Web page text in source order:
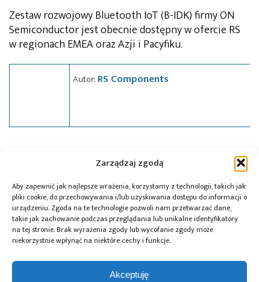
Zarządzaj zgodą
Aby zapewnić jak najlepsze wrażenia, korzystamy z technologii, takich jak
pliki cookie, do przechowywania i/lub uzyskiwania dostępu do informacji o
urządzeniu. Zgoda na te technologie pozwoli nam przetwarzać dane,
takie jak zachowanie podczas przeglądania lub unikalne identyfikatory
na tej stronie. Brak wyrażenia zgody lub wycofanie zgody może
niekorzystnie wpłynąć na niektóre cechy i funkcje.
Akceptuję
Zestaw rozwojowy Bluetooth IoT (B-IDK) firmy ON
Semiconductor jest obecnie dostępny w ofercie RS
w regionach EMEA oraz Azji i Pacyfiku.
Autor: RS Components
RS
zestaw rozwojowy
Przeczytaj również: